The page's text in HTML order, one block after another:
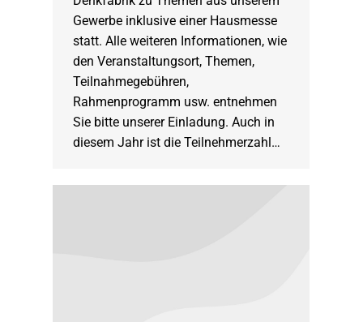
Gewerbe inklusive einer Hausmesse
statt. Alle weiteren Informationen, wie
den Veranstaltungsort, Themen,
Teilnahmegebühren,
Rahmenprogramm usw. entnehmen
Sie bitte unserer Einladung. Auch in
diesem Jahr ist die Teilnehmerzahl…